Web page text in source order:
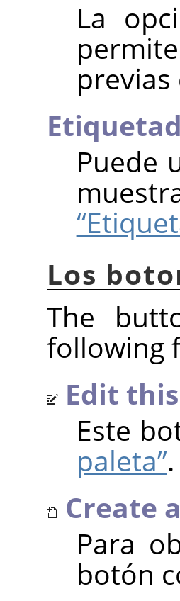
La
previas
Puede
Los
The
following
Edit
Este
paleta”.
Create
Para
botón